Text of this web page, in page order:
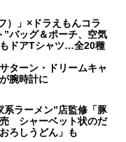
）」×ドラえもんコラ
バッグ＆ポーチ、空気
ドアTシャツ…全20種
ターン・ドリームキャ
腕時計に
系ラーメン”店監修「豚
シャーベット状のだ
ろしうどん」も